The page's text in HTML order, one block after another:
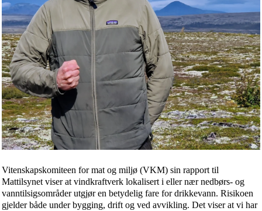
Vitenskapskomiteen for mat og miljø (VKM) sin rapport til
Mattilsynet viser at vindkraftverk lokalisert i eller nær nedbørs- og
vanntilsigsområder utgjør en betydelig fare for drikkevann. Risikoen
gjelder både under bygging, drift og ved avvikling. Det viser at vi har